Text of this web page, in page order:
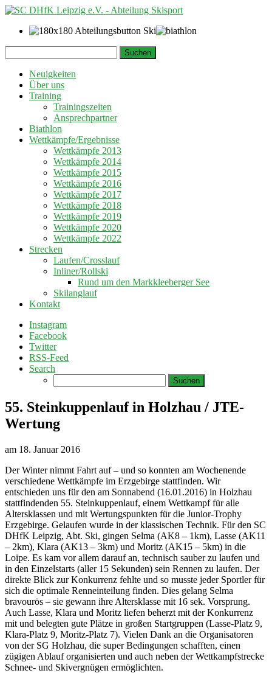
zum
Inhalt
nach:
Neuigkeiten
Über uns
Training
Trainingszeiten
Ansprechpartner
Biathlon
Wettkämpfe/Ergebnisse
Wettkämpfe 2013
Wettkämpfe 2014
Wettkämpfe 2015
Wettkämpfe 2016
Wettkämpfe 2017
Wettkämpfe 2018
Wettkämpfe 2019
Wettkämpfe 2020
Wettkämpfe 2022
Strecken
Laufen/Crosslauf
Inliner/Rollski
Rund um den Markkleeberger See
Skilanglauf
Kontakt
Instagram
Facebook
Twitter
RSS-Feed
Search
nach:
55. Steinkuppenlauf in Holzhau / JTE-
Wertung
am 18. Januar 2016
Der Winter nimmt Fahrt auf – und so konnten am Wochenende
verschiedene Wettkämpfe im Erzgebirge stattfinden. Wir
entschieden uns für den am Sonnabend (16.01.2016) in Holzhau
stattfindenden 55. Steinkuppenlauf, einem Wettkampf für alle
Altersklassen und mit Wertungspunkten für die Junior-Trophy
Erzgebirge. Gelaufen wurde in der klassischen Technik. Für den SC
DHfK Leipzig, Abt. Ski, gingen Selma (AK8 – 1km), Lasse (AK11
– 2km), Klara (AK13 – 3km) und Moritz (AK15 – 5km) in die
Loipe. Es kam vor allem darauf an, technisch sauber zu laufen und
in den Einzelstarts (aller 15 Sekunden) sein Rennen zu laufen. Der
direkte Blick zur Konkurrenz fehlte und so musste jeder Sportler für
sich die optimale Renneinteilung finden. Dies gelang Selma
bravourös – sie gewann ihre Altersklasse mit 16 sek. Vorsprung.
Auch Lasse, Klara und Moritz liefen beherzt mit der Konkurrenz
mit und belegten gute Plätze in großen Startgruppen (Lasse-Platz 9,
Klara-Platz 9, Moritz-Platz 7). Vielen Dank an die Organisatoren
von der SG Holzhau, die super Bedingungen schafften, einen
zügigen Ablauf organisierten und auch neben der Wettkampfstrecke
Schnee- und Skivergnügen ermöglichten.